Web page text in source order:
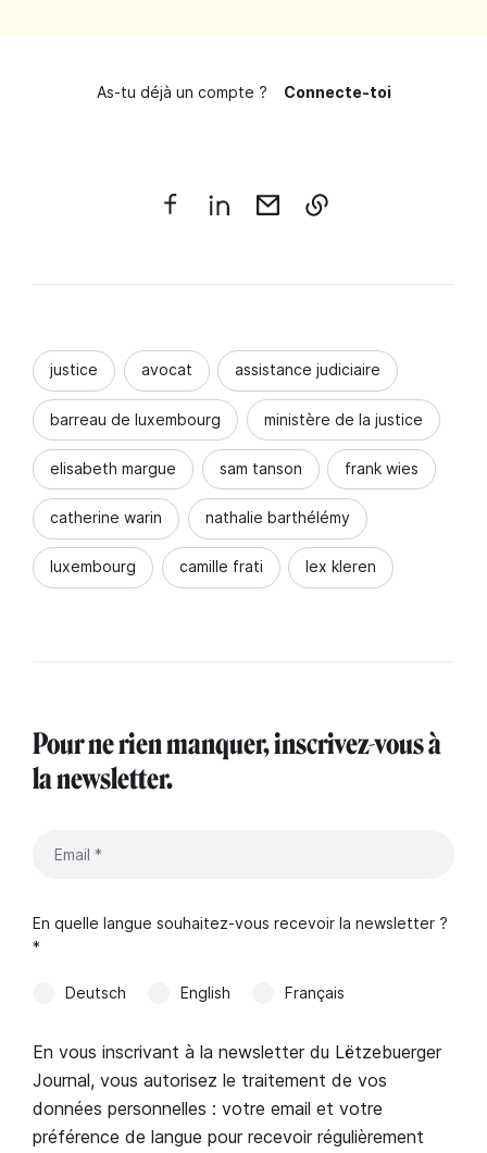
As-tu déjà un compte ? Connecte-toi
justice avocat assistance judiciaire
barreau de luxembourg ministère de la justice
elisabeth margue sam tanson frank wies
catherine warin nathalie barthélémy
luxembourg camille frati lex kleren
Pour ne rien manquer, inscrivez-vous à
la newsletter.
En quelle langue souhaitez-vous recevoir la newsletter ?
*
Deutsch English Français
En vous inscrivant à la newsletter du Lëtzebuerger
Journal, vous autorisez le traitement de vos
données personnelles : votre email et votre
préférence de langue pour recevoir régulièrement